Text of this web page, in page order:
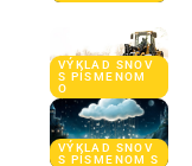
VÝKLAD SNOV
S PÍSMENOM
O
VÝKLAD SNOV
S PÍSMENOM S